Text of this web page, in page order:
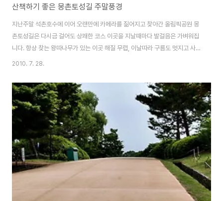
산책하기 좋은 몽촌토성길 주말풍경
지난주말 석촌호수에 이어 오랜만에 카메라를 짊어지고 찾아간 올림픽공원 몽
촌토성길은 다시금 걸어도 상쾌한 코스 이곳을 지날때마다 발걸음은 가벼워집
니다. 항상 찾는 왕따나무가 있는 이곳 해질 무렵, 이날따라 구름도 멋지고 사진
찍기 정말 좋은 날이었습니다. 많은 분들이 몽촌토성길을 여유롭게 산책하고
살면서 이런 좋은 녹지가 있다는것이 저를 계속 이곳에 머물게 하는것 같네요
2010. 7. 28.